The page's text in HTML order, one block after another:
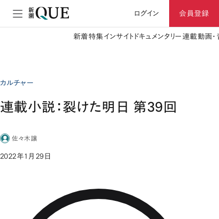
ログイン 会員登録
新着特集 インサイト ドキュメンタリー 連載動画
カルチャー
連載小説：裂けた明日 第39回
佐々木譲
2022年1月29日